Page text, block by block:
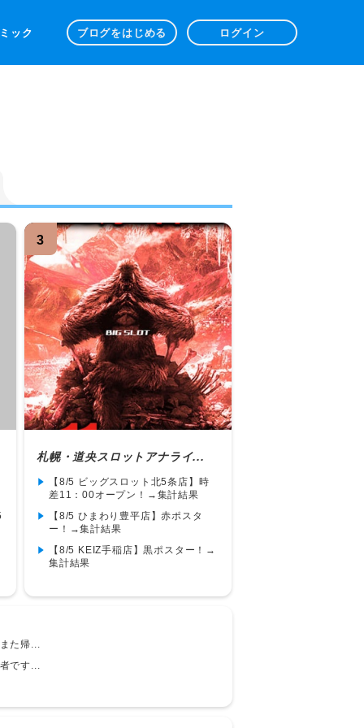
ック ブログをはじめる ログイン
3
札幌・道央スロットアナライ...
【8/5 ビッグスロット北5条店】時
差11：00オープン！→集計結果
【8/5 ひまわり豊平店】赤ポスタ
ー！→集計結果
【8/5 KEIZ手稲店】黒ポスター！→
集計結果
た帰...
です...